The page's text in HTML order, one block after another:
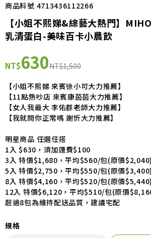
商品料號 4713436112266
【小姐不熙娣&綜藝大熱門】
乳清蛋白-美味百卡小農飲
NT$630NT$1,500
【小姐不熙娣 來賓徐小可大力推薦】
【11點熱吵店 來賓康茵茵大力推薦】
【女人我最大 李佑群老師大力推薦】
【我就問你正常嗎 謝忻大力推薦】
明星商品 任選任搭
1入 $630，須加運費$100
3入 特價$1,680，平均$560/包(原價$2,040)
5入 特價$2,750，平均$550/包(原價$3,400)
8入 特價$4,160，平均$520/包(原價$5,440)
12入 特價$6,120，平均$510/包(原價
超過8包為維持配送品質，建議宅配
規格